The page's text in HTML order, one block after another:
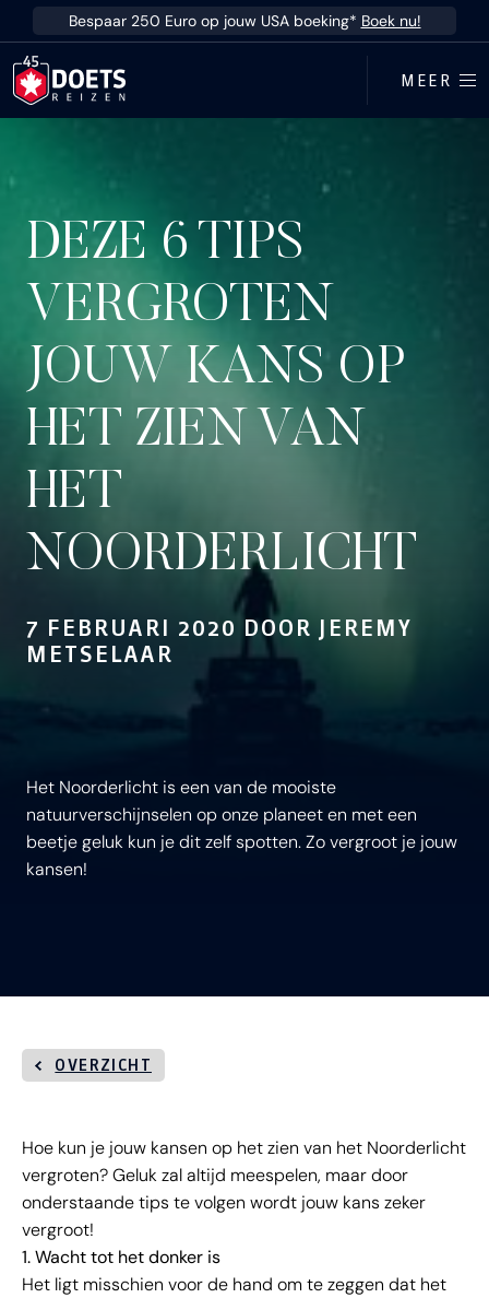
Ga direct naar inhoud
Bespaar 250 Euro op jouw USA boeking* Boek nu!
MEER
DEZE 6 TIPS
VERGROTEN
JOUW KANS OP
HET ZIEN VAN
HET
NOORDERLICHT
7 FEBRUARI 2020 DOOR JEREMY
METSELAAR
Het Noorderlicht is een van de mooiste
natuurverschijnselen op onze planeet en met een
beetje geluk kun je dit zelf spotten. Zo vergroot je jouw
kansen!
OVERZICHT
Hoe kun je jouw kansen op het zien van het Noorderlicht
vergroten? Geluk zal altijd meespelen, maar door
onderstaande tips te volgen wordt jouw kans zeker
vergroot!
1. Wacht tot het donker is
Het ligt misschien voor de hand om te zeggen dat het